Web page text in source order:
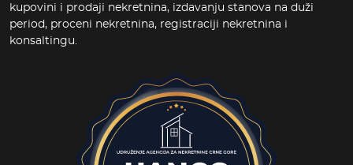
kupovini i prodaji nekretnina, izdavanju stanova na duži
period, proceni nekretnina, registraciji nekretnina i
konsaltingu.